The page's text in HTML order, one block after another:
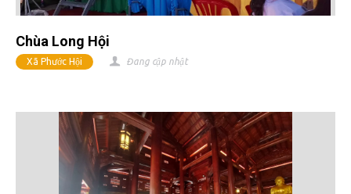
Chùa Long Hội
Xã Phước Hội Đang cập nhật